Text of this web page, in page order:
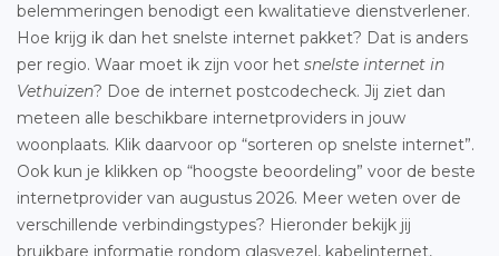
belemmeringen benodigt een kwalitatieve dienstverlener.
Hoe krijg ik dan het snelste internet pakket? Dat is anders
per regio. Waar moet ik zijn voor het snelste internet in
Vethuizen? Doe de internet postcodecheck. Jij ziet dan
meteen alle beschikbare internetproviders in jouw
woonplaats. Klik daarvoor op “sorteren op snelste internet”.
Ook kun je klikken op “hoogste beoordeling” voor de beste
internetprovider van augustus 2026. Meer weten over de
verschillende verbindingstypes? Hieronder bekijk jij
bruikbare informatie rondom glasvezel, kabelinternet,